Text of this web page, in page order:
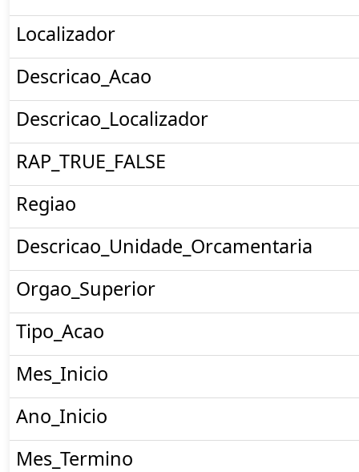
Localizador
Descricao_Acao
Descricao_Localizador
RAP_TRUE_FALSE
Regiao
Descricao_Unidade_Orcamentaria
Orgao_Superior
Tipo_Acao
Mes_Inicio
Ano_Inicio
Mes_Termino